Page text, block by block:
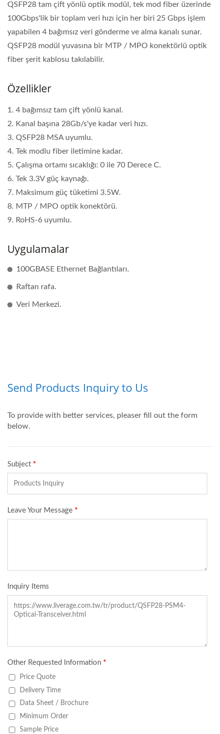
QSFP28 tam çift yönlü optik modül, tek mod fiber üzerinde
100Gbps'lik bir toplam veri hızı için her biri 25 Gbps işlem
yapabilen 4 bağımsız veri gönderme ve alma kanalı sunar.
QSFP28 modül yuvasına bir MTP / MPO konektörlü optik
fiber şerit kablosu takılabilir.
Özellikler
1. 4 bağımsız tam çift yönlü kanal.
2. Kanal başına 28Gb/s'ye kadar veri hızı.
3. QSFP28 MSA uyumlu.
4. Tek modlu fiber iletimine kadar.
5. Çalışma ortamı sıcaklığı: 0 ile 70 Derece C.
6. Tek 3.3V güç kaynağı.
7. Maksimum güç tüketimi 3.5W.
8. MTP / MPO optik konektörü.
9. RoHS-6 uyumlu.
Uygulamalar
100GBASE Ethernet Bağlantıları.
Raftan rafa.
Veri Merkezi.